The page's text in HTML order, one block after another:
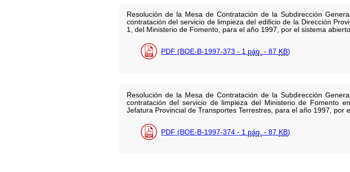
Resolución de la Mesa de Contratación de la Subdirección
contratación del servicio de limpieza del edificio de la Dirección
1, del Ministerio de Fomento, para el año 1997, por el sistema
PDF (BOE-B-1997-373 - 1 pág. - 87 KB)
Resolución de la Mesa de Contratación de la Subdirección
contratación del servicio de limpieza del Ministerio de Fomento
Jefatura Provincial de Transportes Terrestres, para el año 1997, por
PDF (BOE-B-1997-374 - 1 pág. - 87 KB)